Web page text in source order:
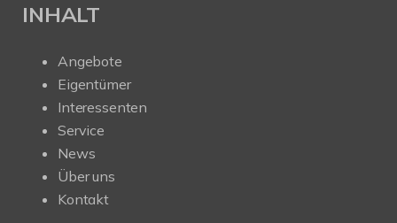
INHALT
Angebote
Eigentümer
Interessenten
Service
News
Über uns
Kontakt